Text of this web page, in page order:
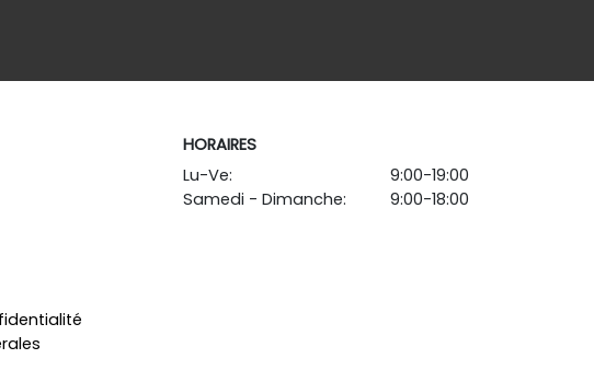
HORAIRES
Lu-Ve:
9:00-19:00
Samedi - Dimanche:
9:00-18:00